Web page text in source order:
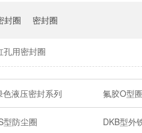
封圈 密封圈
孔用密封圈
色液压密封系列 氟胶O型
型防尘圈
DKB型外